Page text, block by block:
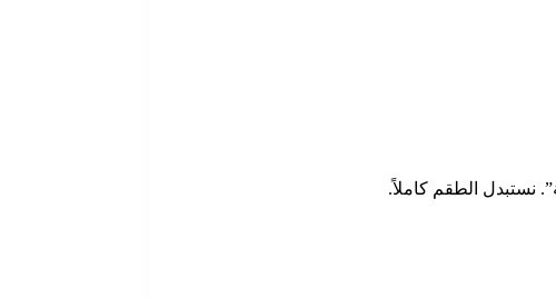
نستبدل الطقم كاملاً.